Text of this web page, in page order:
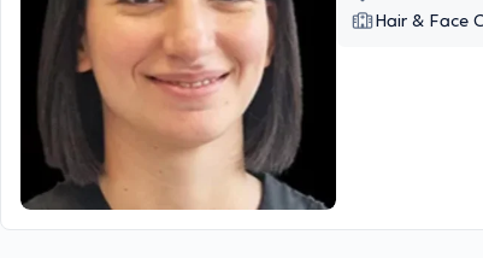
Hair & Face